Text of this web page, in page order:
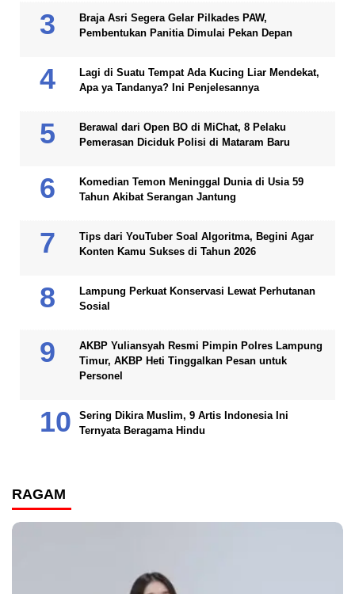
Braja Asri Segera Gelar Pilkades PAW,
Pembentukan Panitia Dimulai Pekan Depan
Lagi di Suatu Tempat Ada Kucing Liar Mendekat,
Apa ya Tandanya? Ini Penjelesannya
Berawal dari Open BO di MiChat, 8 Pelaku
Pemerasan Diciduk Polisi di Mataram Baru
Komedian Temon Meninggal Dunia di Usia 59
Tahun Akibat Serangan Jantung
Tips dari YouTuber Soal Algoritma, Begini Agar
Konten Kamu Sukses di Tahun 2026
Lampung Perkuat Konservasi Lewat Perhutanan
Sosial
AKBP Yuliansyah Resmi Pimpin Polres Lampung
Timur, AKBP Heti Tinggalkan Pesan untuk
Personel
Sering Dikira Muslim, 9 Artis Indonesia Ini
Ternyata Beragama Hindu
RAGAM